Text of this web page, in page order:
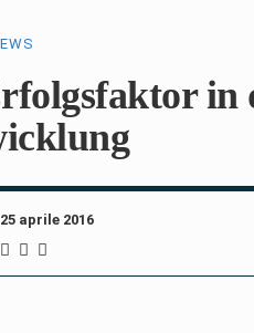
in
25 aprile 2016